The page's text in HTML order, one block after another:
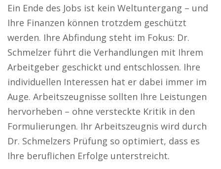
Ein Ende des Jobs ist kein Weltuntergang – und
Ihre Finanzen können trotzdem geschützt
werden. Ihre Abfindung steht im Fokus: Dr.
Schmelzer führt die Verhandlungen mit Ihrem
Arbeitgeber geschickt und entschlossen. Ihre
individuellen Interessen hat er dabei immer im
Auge. Arbeitszeugnisse sollten Ihre Leistungen
hervorheben – ohne versteckte Kritik in den
Formulierungen. Ihr Arbeitszeugnis wird durch
Dr. Schmelzers Prüfung so optimiert, dass es
Ihre beruflichen Erfolge unterstreicht.